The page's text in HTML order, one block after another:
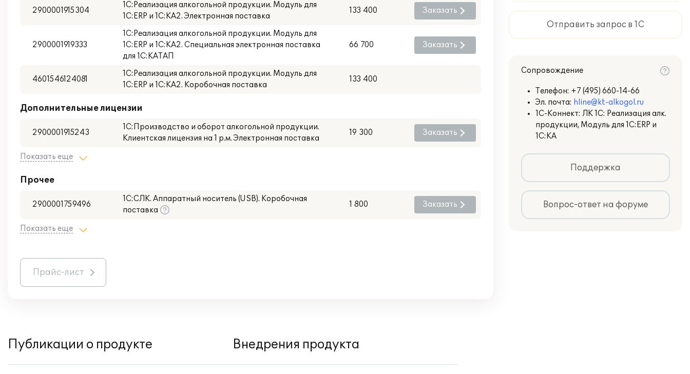
2900001915304
1С:Реализация алкогольной продукции. Модуль для
1С:ERP и 1С:КА2. Электронная поставка
133 400 Заказать
2900001919333
1С:Реализация алкогольной продукции. Модуль для
1С:ERP и 1С:КА2. Специальная электронная поставка
для 1С:КАТАП
66 700 Заказать
4601546124081
1С:Реализация алкогольной продукции. Модуль для
1С:ERP и 1С:КА2. Коробочная поставка
133 400
Дополнительные лицензии
2900001915243
1С:Производство и оборот алкогольной продукции.
Клиентская лицензия на 1 р.м. Электронная поставка
19 300 Заказать
Показать еще
Прочее
2900001759496
1С:СЛК. Аппаратный носитель (USB). Коробочная
поставка
1 800 Заказать
Показать еще
Прайс-лист
Отправить запрос в 1С
Сопровождение
Телефон: +7 (495) 660-14-66
Эл. почта: hline@kt-alkogol.ru
1С-Коннект: ЛК 1С: Реализация алк.
продукции, Модуль для 1С:ERP и
1С:КА
Поддержка
Вопрос-ответ на форуме
Публикации о продукте Внедрения продукта